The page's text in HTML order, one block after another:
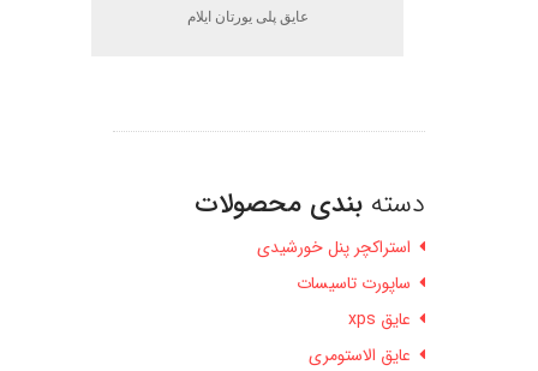
عایق پلی یورتان ایلام
دسته بندی محصولات
استراکچر پنل خورشیدی
ساپورت تاسیسات
عایق xps
عایق الاستومری